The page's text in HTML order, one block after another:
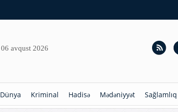
06 avqust 2026
Dünya Kriminal Hadisə Mədəniyyət Sağlamlıq